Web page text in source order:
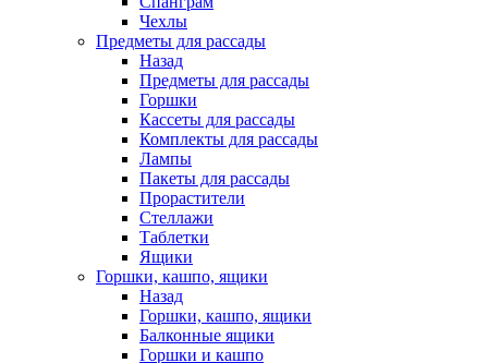
Чехлы
Предметы для рассады
Назад
Предметы для рассады
Горшки
Кассеты для рассады
Комплекты для рассады
Лампы
Пакеты для рассады
Прорастители
Стеллажи
Таблетки
Ящики
Горшки, кашпо, ящики
Назад
Горшки, кашпо, ящики
Балконные ящики
Горшки и кашпо